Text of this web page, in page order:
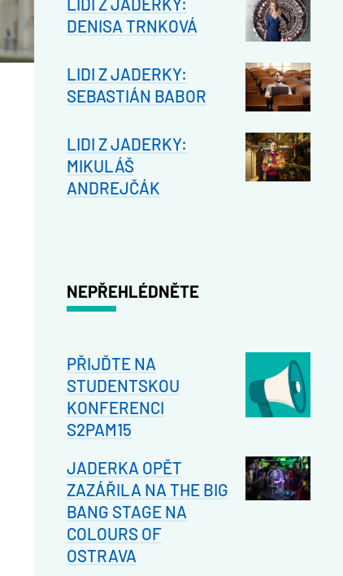
DENISA TRNKOVÁ
LIDI Z JADERKY:
SEBASTIÁN BABOR
LIDI Z JADERKY:
MIKULÁŠ
ANDREJČÁK
NEPŘEHLÉDNĚTE
PŘIJĎTE NA
STUDENTSKOU
KONFERENCI
S2PAM15
JADERKA OPĚT
ZAZÁŘILA NA THE BIG
BANG STAGE NA
COLOURS OF
OSTRAVA